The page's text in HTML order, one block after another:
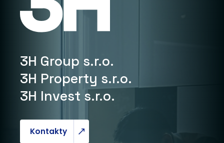
3H Group s.r.o.
3H Property s.r.o.
3H Invest s.r.o.
Kontakty